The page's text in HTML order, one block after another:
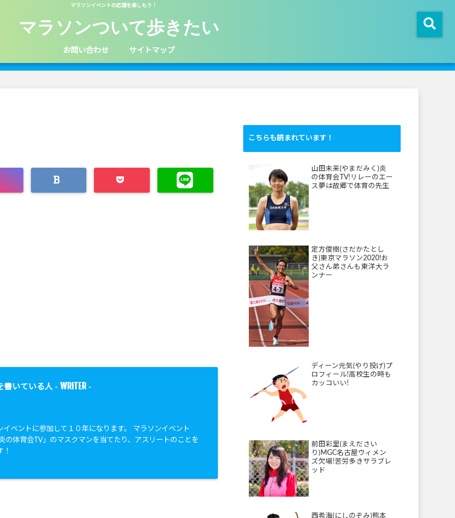
マラソンイベントの応援を楽しもう！
マラソンついて歩きたい
お問い合わせ サイトマップ
書いている人 - WRITER -
イベントに参加して１０年になります。 マラソンイベント
の体育会TV」のマスクマンを当てたり、アスリートのことを
！
こちらも読まれています！
山田未来(やまだみく)炎
の体育会TV!リレーのエー
ス夢は故郷で体育の先生
定方俊樹(さだかたとし
き)東京マラソン2020!お
父さん弟さんも東洋大ラ
ンナー
ディーン元気(やり投げ)プ
ロフィール!高校生の時も
カッコいい!
前田彩里(まえださい
り)MGC名古屋ウィメン
ズ欠場!苦労多きサラブレ
ッド
西希海(にしのぞみ)熊本